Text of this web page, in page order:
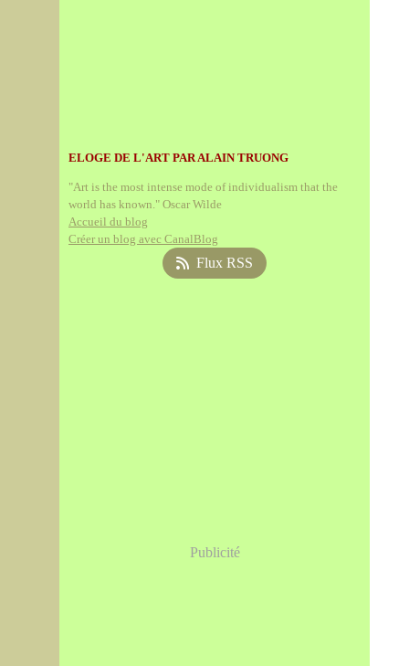
ELOGE DE L'ART PAR ALAIN TRUONG
"Art is the most intense mode of individualism that the
world has known." Oscar Wilde
Accueil du blog
Créer un blog avec CanalBlog
Flux RSS
Publicité